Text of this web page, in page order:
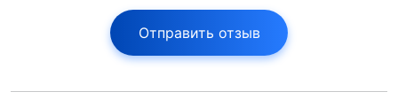
Отправить отзыв